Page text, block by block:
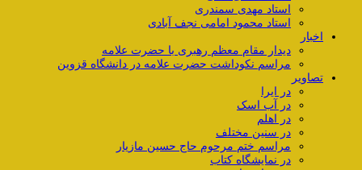
استاد مهدی سمندری
استاد محمود امامی نجف آبادی
اخبار
دیدار مقام معظم رهبری با حضرت علامه
مراسم نکوداشت حضرت علامه در دانشگاه قزوین
تصاویر
در ایرا
در آب اسک
در اهلم
در سنین مختلف
مراسم ختم مرحوم حاج حسین مازیار
در نمایشگاه کتاب